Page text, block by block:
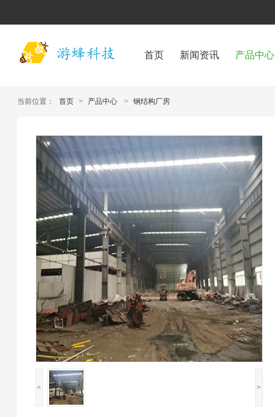
首页 新闻资讯 产品中心
当前位置： 首页 > 产品中心 > 钢结构厂房
< >